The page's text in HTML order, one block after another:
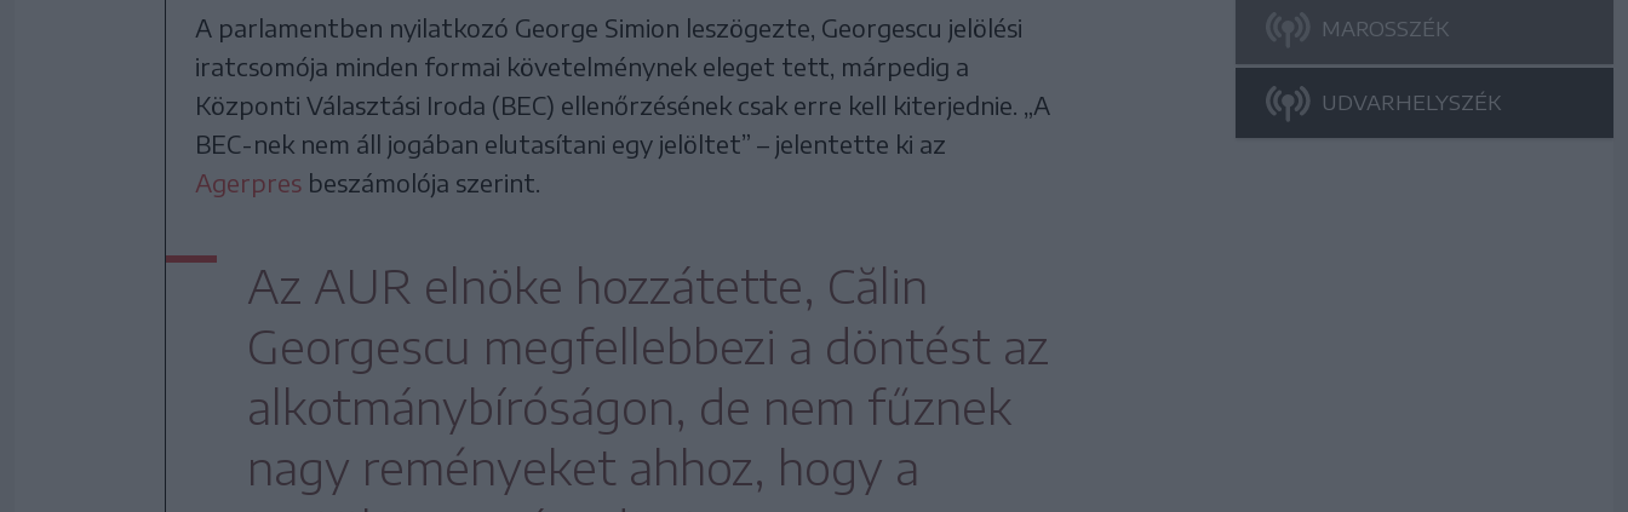
A parlamentben nyilatkozó George Simion leszögezte, Georgescu jelölési
iratcsomója minden formai követelménynek eleget tett, márpedig a
Központi Választási Iroda (BEC) ellenőrzésének csak erre kell kiterjednie. „A
BEC-nek nem áll jogában elutasítani egy jelöltet” – jelentette ki az
Agerpres beszámolója szerint.
Az AUR elnöke hozzátette, Călin
Georgescu megfellebbezi a döntést az
alkotmánybíróságon, de nem fűznek
nagy reményeket ahhoz, hogy a
MAROSSZÉK
UDVARHELYSZÉK